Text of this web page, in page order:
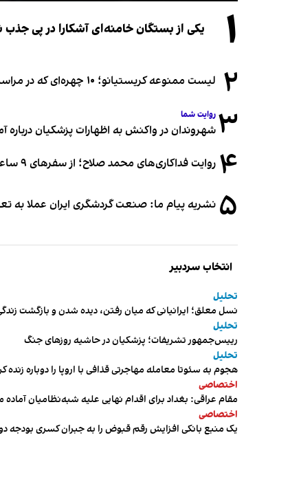
۱ یکی از بستگان خامنه‌ای آشکارا در پی
۲ لیست ممنوعه کریستیانو؛ ۱۰ چهره‌ای که در مراسم عروسی رونالدو و جورجینا جایی ندارند
۳ روایت شما
شهروندان در واکنش به اظهارات پزشکیان درباره
۴ روایت فداکاری‌های محمد صلاح؛ از سفرهای ۹ ساعته تا خوابیدن زیر آسمان قاهره
۵ نشریه پیام ما: صنعت گردشگری ایران عملا
انتخاب سردبیر
تحلیل
نسل معلق؛ ایرانیانی که میان رفتن، دیده شدن و بازگشت
تحلیل
رییس‌جمهور تشریفات؛ پزشکیان در حاشیه روزهای جنگ
تحلیل
هجوم به سئوتا معامله مهاجرتی قذافی با اروپا را دوباره زنده
اختصاصی
مقام عراقی: بغداد برای اقدام نهایی علیه شبه‌نظامیان
اختصاصی
یک منبع بانکی افزایش رقم قبوض را به جبران کسری بودجه